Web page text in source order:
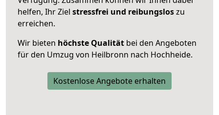
helfen, Ihr Ziel stressfrei und reibungsloszu
erreichen.
Wir bieten höchste Qualität bei den Angeboten
für den Umzug von Heilbronn nach Hochheide.
Kostenlose Angebote erhalten